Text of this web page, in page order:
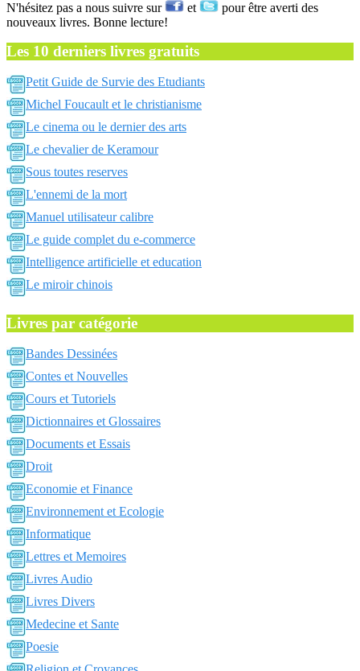
N'hésitez pas a nous suivre sur et
pour être averti des
nouveaux livres. Bonne lecture!
Les 10 derniers livres gratuits
Petit Guide de Survie des Etudiants
Michel Foucault et le christianisme
Le cinema ou le dernier des arts
Le chevalier de Keramour
Sous toutes reserves
L'ennemi de la mort
Manuel utilisateur calibre
Le guide complet du e-commerce
Intelligence artificielle et education
Le miroir chinois
Livres par catégorie
Bandes Dessinées
Contes et Nouvelles
Cours et Tutoriels
Dictionnaires et Glossaires
Documents et Essais
Droit
Economie et Finance
Environnement et Ecologie
Informatique
Lettres et Memoires
Livres Audio
Livres Divers
Medecine et Sante
Poesie